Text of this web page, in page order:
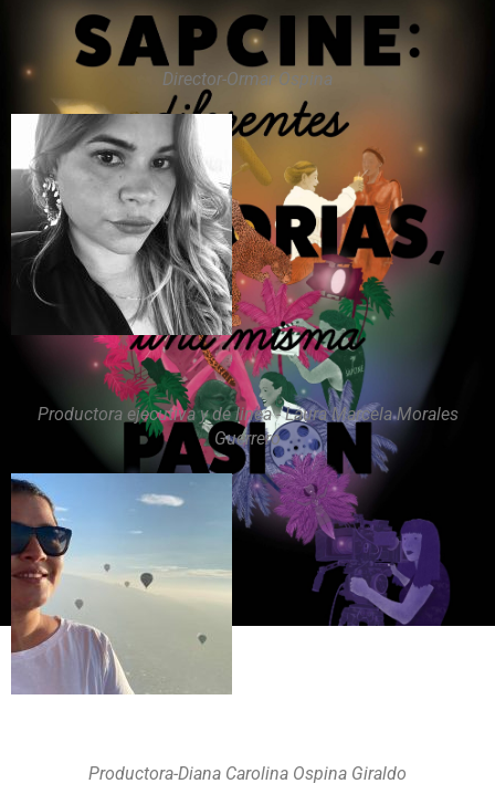
Director-Ormar Ospina
Productora ejecutiva y de linea - Laura Marcela Morales
Guerrero
Productora-Diana Carolina Ospina Giraldo